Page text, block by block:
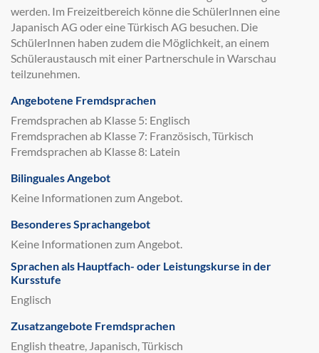
werden. Im Freizeitbereich könne die SchülerInnen eine
Japanisch AG oder eine Türkisch AG besuchen. Die
SchülerInnen haben zudem die Möglichkeit, an einem
Schüleraustausch mit einer Partnerschule in Warschau
teilzunehmen.
Angebotene Fremdsprachen
Fremdsprachen ab Klasse 5: Englisch
Fremdsprachen ab Klasse 7: Französisch, Türkisch
Fremdsprachen ab Klasse 8: Latein
Bilinguales Angebot
Keine Informationen zum Angebot.
Besonderes Sprachangebot
Keine Informationen zum Angebot.
Sprachen als Hauptfach- oder Leistungskurse in der
Kursstufe
Englisch
Zusatzangebote Fremdsprachen
English theatre, Japanisch, Türkisch